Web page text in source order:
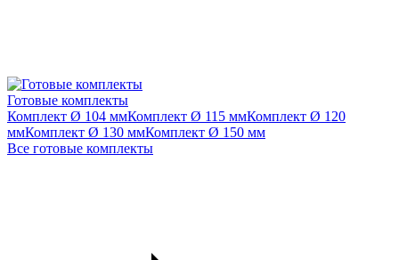
Готовые комплекты
Комплект Ø 104 ммКомплект Ø 115 ммКомплект Ø 120
ммКомплект Ø 130 ммКомплект Ø 150 мм
Все готовые комплекты